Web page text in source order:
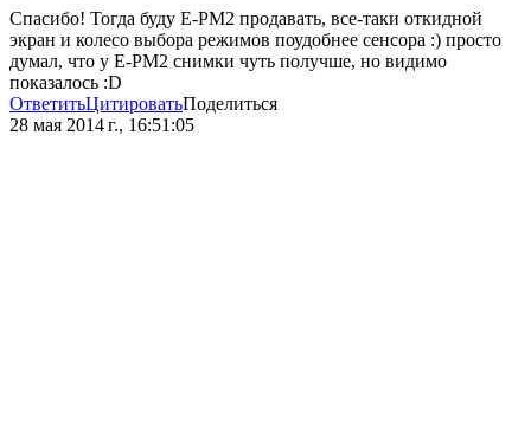
Спасибо! Тогда буду E-PM2 продавать, все-таки откидной
экран и колесо выбора режимов поудобнее сенсора :) просто
думал, что у E-PM2 снимки чуть получше, но видимо
показалось :D
ОтветитьЦитироватьПоделиться
28 мая 2014 г., 16:51:05